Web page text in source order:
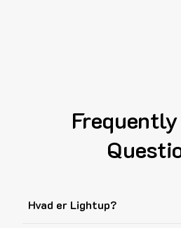
Hvad er Lightup?